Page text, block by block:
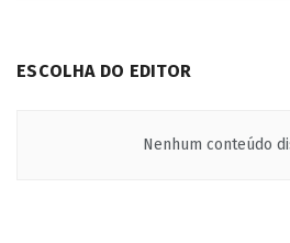
ESCOLHA DO EDITOR
Nenhum conteúdo